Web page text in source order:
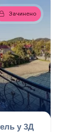
Зачинено
у 3Д